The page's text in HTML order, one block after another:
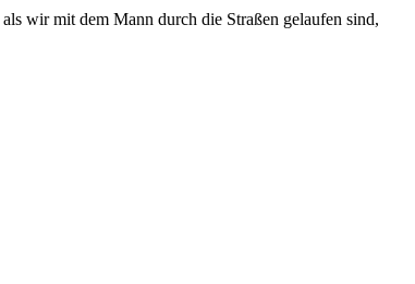
wir mit dem Mann durch die Straßen gelaufen sind,